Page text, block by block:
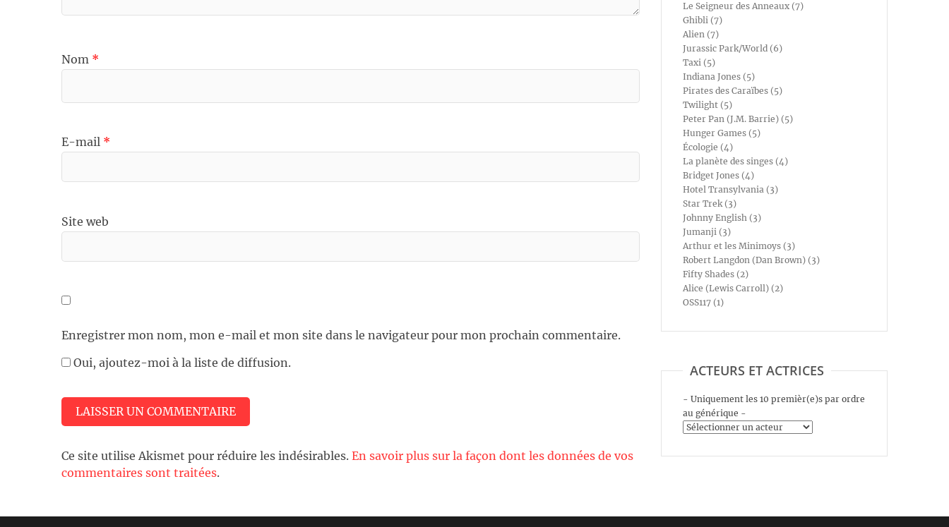
Nom *
E-mail *
Site web
Enregistrer mon nom, mon e-mail et mon site dans le navigateur pour mon prochain commentaire.
Oui, ajoutez-moi à la liste de diffusion.
Ce site utilise Akismet pour réduire les indésirables. En savoir plus sur la façon dont les données de vos
commentaires sont traitées.
Le Seigneur des Anneaux (7)
Ghibli (7)
Alien (7)
Jurassic Park/World (6)
Taxi (5)
Indiana Jones (5)
Pirates des Caraïbes (5)
Twilight (5)
Peter Pan (J.M. Barrie) (5)
Hunger Games (5)
Écologie (4)
La planète des singes (4)
Bridget Jones (4)
Hotel Transylvania (3)
Star Trek (3)
Johnny English (3)
Jumanji (3)
Arthur et les Minimoys (3)
Robert Langdon (Dan Brown) (3)
Fifty Shades (2)
Alice (Lewis Carroll) (2)
OSS117 (1)
ACTEURS ET ACTRICES
- Uniquement les 10 premièr(e)s par ordre
au générique -